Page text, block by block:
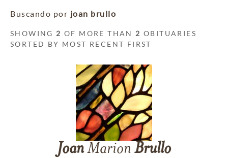
Buscando por joan brullo
SHOWING 2 OF MORE THAN 2 OBITUARIES
SORTED BY MOST RECENT FIRST
JoanMarion Brullo